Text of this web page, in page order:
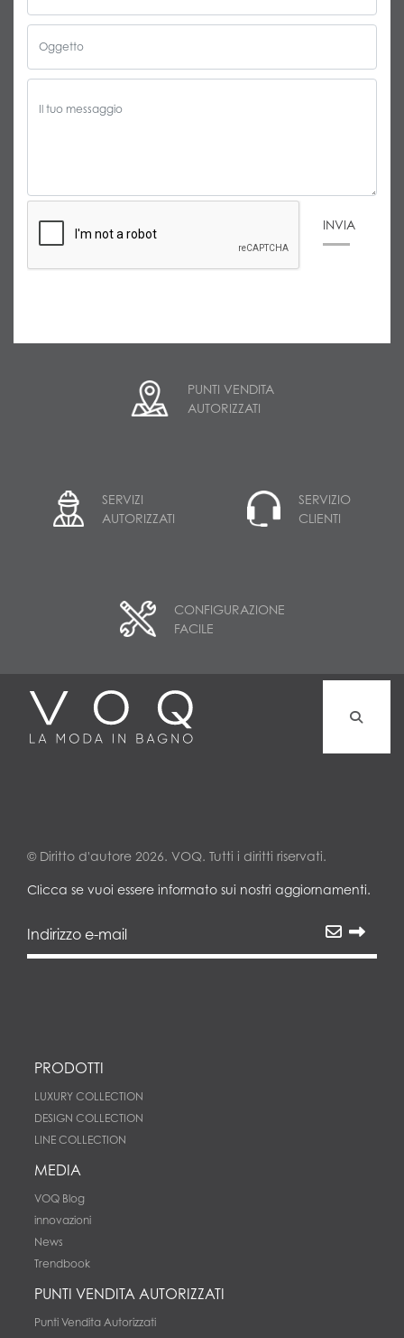
INVIA
PUNTI VENDITA
AUTORIZZATI
SERVIZI
AUTORIZZATI
SERVIZIO
CLIENTI
CONFIGURAZIONE
FACILE
© Diritto d'autore 2026. VOQ. Tutti i diritti riservati.
Clicca se vuoi essere informato sui nostri aggiornamenti.
PRODOTTI
LUXURY COLLECTION
DESIGN COLLECTION
LINE COLLECTION
MEDIA
VOQ Blog
innovazioni
News
Trendbook
PUNTI VENDITA AUTORIZZATI
Punti Vendita Autorizzati